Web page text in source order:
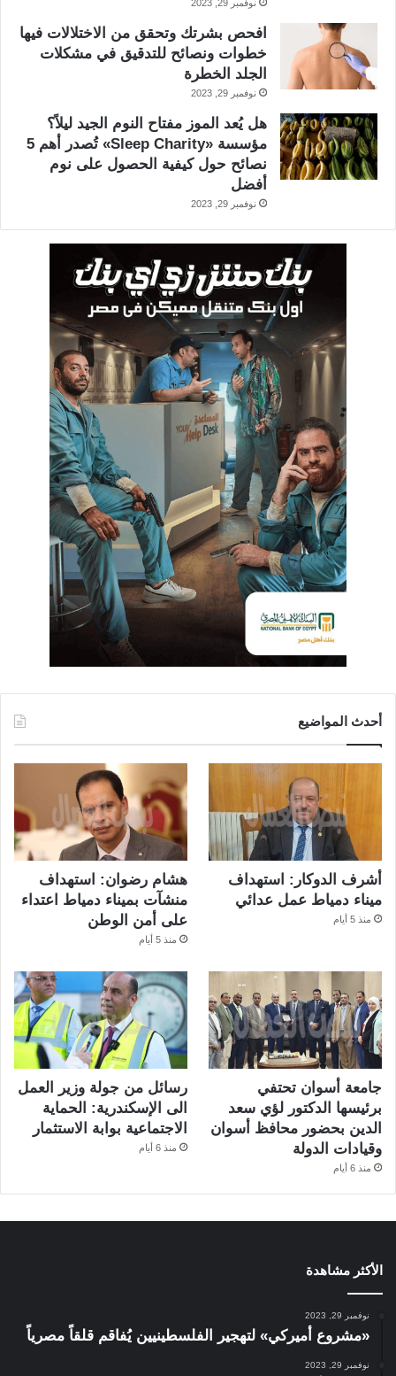
نوفمبر 29, 2023
افحص بشرتك وتحقق من الاختلالات فيها
خطوات ونصائح للتدقيق في مشكلات
الجلد الخطرة
نوفمبر 29, 2023
هل يُعد الموز مفتاح النوم الجيد ليلاً؟
مؤسسة «Sleep Charity» تُصدر أهم 5
نصائح حول كيفية الحصول على نوم
أفضل
نوفمبر 29, 2023
أحدث المواضيع
أشرف الدوكار: استهداف
ميناء دمياط عمل عدائي
منذ 5 أيام
هشام رضوان: استهداف
منشآت بميناء دمياط اعتداء
على أمن الوطن
منذ 5 أيام
جامعة أسوان تحتفي
برئيسها الدكتور لؤي سعد
الدين بحضور محافظ أسوان
وقيادات الدولة
منذ 6 أيام
رسائل من جولة وزير العمل
الى الإسكندرية: الحماية
الاجتماعية بوابة الاستثمار
منذ 6 أيام
الأكثر مشاهدة
نوفمبر 29, 2023
«مشروع أميركي» لتهجير الفلسطينيين يُفاقم قلقاً مصرياً
نوفمبر 29, 2023